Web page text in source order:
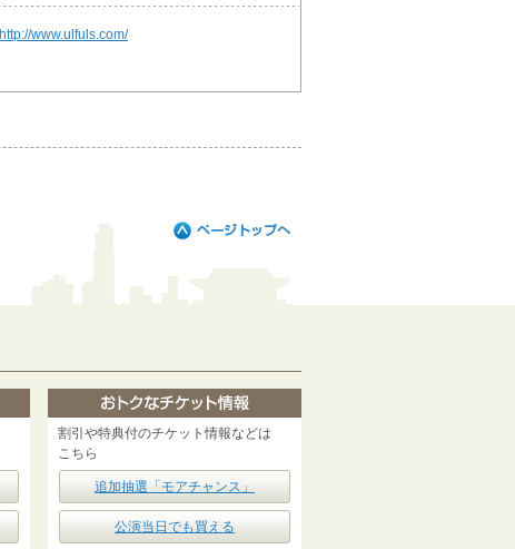
http://www.ulfuls.com/
割引や特典付のチケット情報などは
こちら
追加抽選「モアチャンス」
公演当日でも買える